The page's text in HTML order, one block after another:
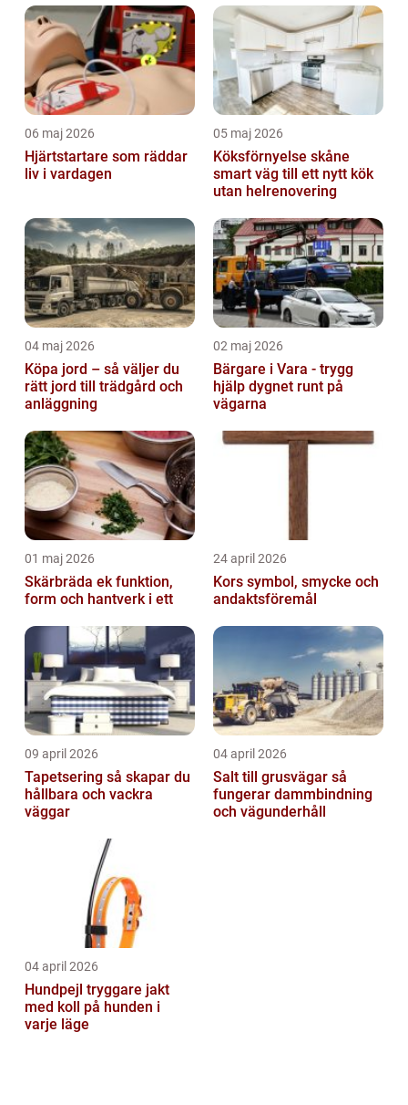
06 maj 2026
Hjärtstartare som räddar
liv i vardagen
05 maj 2026
Köksförnyelse skåne
smart väg till ett nytt kök
utan helrenovering
04 maj 2026
Köpa jord – så väljer du
rätt jord till trädgård och
anläggning
02 maj 2026
Bärgare i Vara - trygg
hjälp dygnet runt på
vägarna
01 maj 2026
Skärbräda ek funktion,
form och hantverk i ett
24 april 2026
Kors symbol, smycke och
andaktsföremål
09 april 2026
Tapetsering så skapar du
hållbara och vackra
väggar
04 april 2026
Salt till grusvägar så
fungerar dammbindning
och vägunderhåll
04 april 2026
Hundpejl tryggare jakt
med koll på hunden i
varje läge